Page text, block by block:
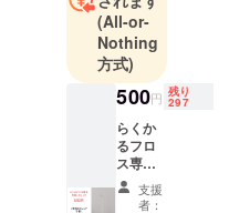
クを。
そんなお手
伝いは、当
店にお任せ
(All-or-
Nothing
方式)
500円 残り
297
らくか
るフロ
ス専用
ノズ
ル x1
支援
者：